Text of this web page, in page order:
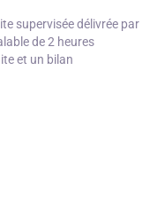
supervisée délivrée par
de 2 heures
et un bilan